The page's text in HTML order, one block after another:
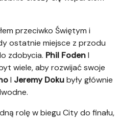
przeciwko Świętym i
ostatnie miejsce z przodu
zdobycia. Phil FodenI
wiele, aby rozwijać swoje
I Jeremy Dokubyły głównie
rolę w biegu City do finału,